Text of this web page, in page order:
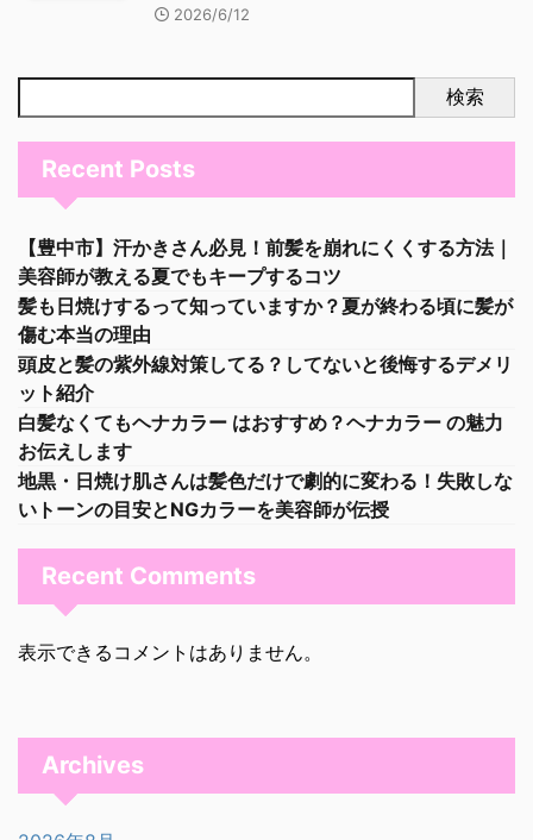
2026/6/12
検索
Recent Posts
【豊中市】汗かきさん必見！前髪を崩れにくくする方法｜
美容師が教える夏でもキープするコツ
髪も日焼けするって知っていますか？夏が終わる頃に髪が
傷む本当の理由
頭皮と髪の紫外線対策してる？してないと後悔するデメリ
ット紹介
白髪なくてもヘナカラー はおすすめ？ヘナカラー の魅力
お伝えします
地黒・日焼け肌さんは髪色だけで劇的に変わる！失敗しな
いトーンの目安とNGカラーを美容師が伝授
Recent Comments
表示できるコメントはありません。
Archives